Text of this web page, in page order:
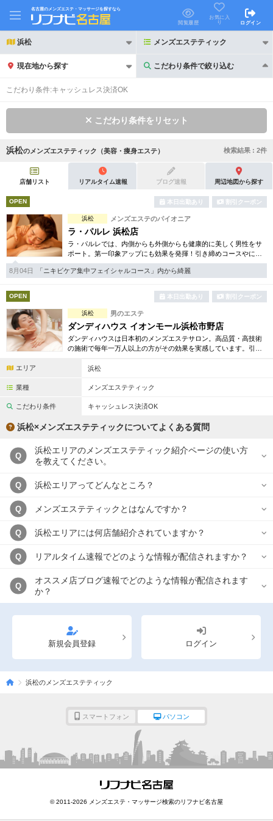
名古屋のメンズエステ・マッサージを探すなら
閲覧履歴
お気に入
り
ログイン
浜松 メンズエステティック
現在地から探す こだわり条件で絞り込む
こだわり条件で絞り込む
初回割引あり リピーター割引あり
団体割引 ポイントカード有
キャッシュレス決済OK
2名様歓迎 団体様歓迎
完全個室 半個室あり
ペアルームあり シャワー室完備
フットバスあり 岩盤浴あり
専用駐車場あり 有資格者在籍
日本人スタッフのみ
こだわり条件を変更
閉じる
こだわり条件:キャッシュレス決済OK
こだわり条件をリセット
浜松の メンズエステティック（美容・痩身エステ） 検索結果 : 2件
店舗リスト リアルタイム速報 ブログ速報 周辺地図から探す
OPEN 本日出勤あり 割引クーポン
浜松 メンズエステのパイオニア
ラ・パルレ 浜松店
ラ・パルレでは、内側からも外側からも健康的に美しく男性をサ
ポート。第一印象アップにも効果を発揮！引き締めコースやにき
び内外コース、アロマトリートメント等多彩なメニューをご用
意。まずは体験から是非。
8月04日 「ニキビケア集中フェイシャルコース」内から綺麗
OPEN 本日出勤あり 割引クーポン
浜松 男のエステ
ダンディハウス イオンモール浜松市野店
ダンディハウスは日本初のメンズエステサロン。高品質・高技術
の施術で毎年一万人以上の方がその効果を実感しています。引き
に取り揃えています。
エリア 浜松
業種 メンズエステティック
こだわり条件 キャッシュレス決済OK
浜松×メンズエステティックについてよくある質問
Q
浜松エリアのメンズエステティック紹介ページの使い方
を教えてください。
Q 浜松エリアってどんなところ？
Q メンズエステティックとはなんですか？
Q 浜松エリアには何店舗紹介されていますか？
Q リアルタイム速報でどのような情報が配信されますか？
Q
オススメ店ブログ速報でどのような情報が配信されます
か？
新規会員登録 ログイン
浜松のメンズエステティック
スマートフォン パソコン
© 2011-2026 メンズエステ・マッサージ検索のリフナビ名古屋